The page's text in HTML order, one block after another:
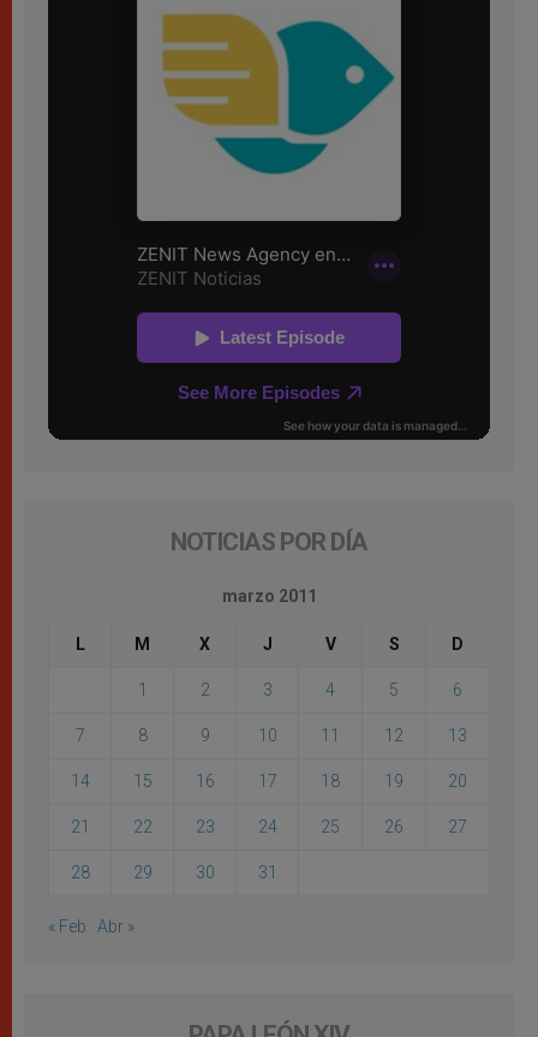
NOTICIAS POR DÍA
marzo 2011
L M X J V S D
1 2 3 4 5 6
7 8 9 10 11 12 13
14 15 16 17 18 19 20
21 22 23 24 25 26 27
28 29 30 31
« Feb Abr »